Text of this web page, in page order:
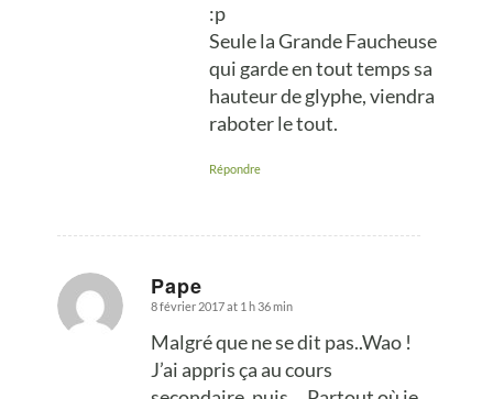
:p
Seule la Grande Faucheuse
qui garde en tout temps sa
hauteur de glyphe, viendra
raboter le tout.
Répondre
Pape
says:
8 février 2017 at 1 h 36 min
Malgré que ne se dit pas..Wao !
J’ai appris ça au cours